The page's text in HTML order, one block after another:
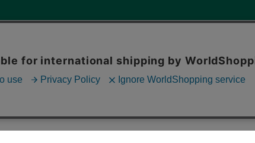
します。ボタンから同意の可否を選択してください。選
になります。クッキーを通じて収集する情報には「お客